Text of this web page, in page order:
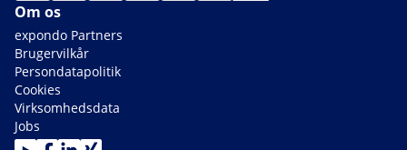
Om os
expondo Partners
Brugervilkår
Persondatapolitik
Cookies
Virksomhedsdata
Jobs